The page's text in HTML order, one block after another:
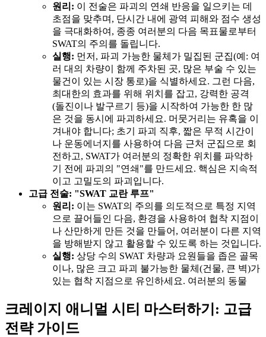
원리: 이 전술은 파괴의 연쇄 반응을 일으키는 데
초점을 맞추며, 단시간 내에 광역 피해와 점수 생성
을 극대화하여, 종종 여러분의 다음 목표물로부터
SWAT의 주의를 돌립니다.
실행: 먼저, 파괴 가능한 물체가 밀집된 군집(예: 여
러 대의 차량이 함께 주차된 곳, 많은 부술 수 있는
물건이 있는 시장 통로)을 식별하세요. 그런 다음,
최대한의 효과를 위해 위치를 잡고, 강력한 공격
(돌진이나 발구르기 등)을 시작하여 가능한 한 많
은 것을 동시에 파괴하세요. 머뭇거리는 유혹을 이
겨내야 합니다; 초기 파괴 직후, 짧은 무적 시간이
나 운동에너지를 사용하여 다음 근처 군집으로 회
전하고, SWAT가 여러분의 정확한 위치를 파악하
기 전에 파괴의 "연쇄"를 만드세요. 핵심은 지속적
이고 고밀도의 파괴입니다.
고급 전술: "SWAT 교란 루프"
원리: 이는 SWAT의 주의를 의도적으로 특정 지역
으로 끌어들인 다음, 환경을 사용하여 협착 지점이
나 산만하게 만든 것을 만들어, 여러분이 다른 지역
을 방해받지 않고 활용할 수 있도록 하는 것입니다.
실행: 상당 수의 SWAT 차량과 요원들을 좁은 골목
이나, 많은 크고 파괴 불가능한 물체(건물, 큰 벽)가
있는 협착 지점으로 유인하세요. 여러분의 동물
크레이지 애니멀 시티 마스터하기: 고급
전략 가이드